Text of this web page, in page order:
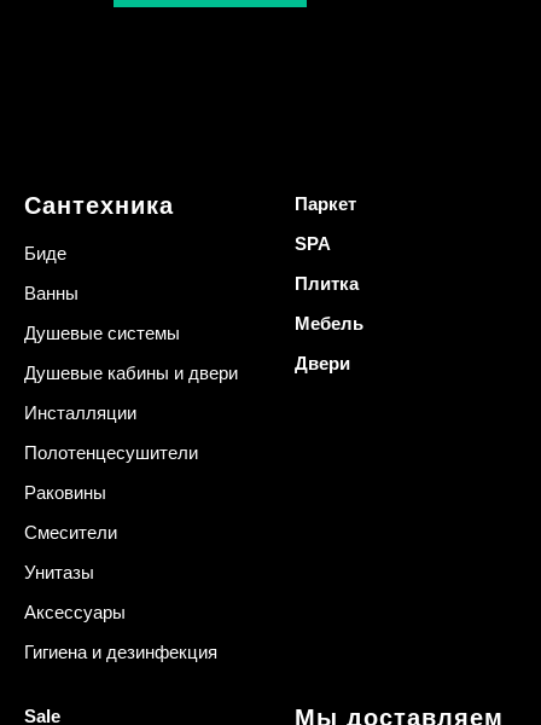
Сантехника
Биде
Ванны
Душевые системы
Душевые кабины и двери
Инсталляции
Полотенцесушители
Раковины
Смесители
Унитазы
Аксессуары
Гигиена и дезинфекция
Паркет
SPA
Плитка
Мебель
Двери
Sale
Мы доставляем